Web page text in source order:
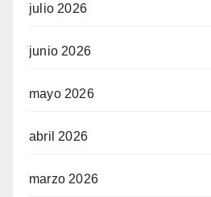
julio 2026
junio 2026
mayo 2026
abril 2026
marzo 2026